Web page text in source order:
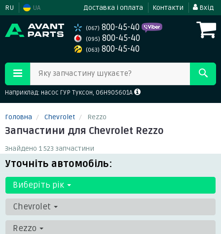
RU UA Доставка і оплата Контакти Вхід
(067) 800-45-40
(095) 800-45-40
(063) 800-45-40
Яку запчастину шукаєте?
Наприклад: насос ГУР Туксон, 06H905601A
Головна Chevrolet Rezzo
Запчастини для Chevrolet Rezzo
Знайдено 1 523 запчастини
Уточніть автомобіль:
Виберіть рік
Chevrolet
Rezzo